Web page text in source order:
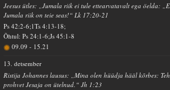
Jeesus ütles: „Jumala riik ei tule ettearvatavalt ega öelda:
Jumala riik on teie seas!“ Lk 17:20-21
Ps 42:2-6;1Ts 4:13-18;
Õhtul: Ps 24:1-6;Js 45:1-8
09.09- 15.21
13. detsember
Ristija Johannes lausus: „Mina olen hüüdja hääl kõrbes:
prohvet Jesaja on ütelnud.“ Jh 1:23